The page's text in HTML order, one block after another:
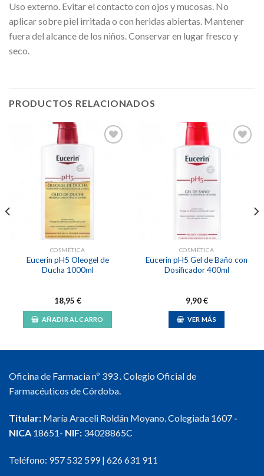
Uso externo. Evitar el contacto con ojos y mucosas. No
aplicar sobre piel irritada o con heridas abiertas. Mantener
fuera del alcance de los niños. Conservar en lugar fresco y
seco.
PRODUCTOS RELACIONADOS
COSMÉTICA
Eucerin pH5 Oleogel de
Ducha 1000ml
18,95 €
AÑADIR AL CARRO
COSMÉTICA
Eucerin pH5 Gel de Baño con
Dosificador 400ml
9,90€
VER MÁS
Oficina de Farmacia nº 393 . Colegio Oficial de
Farmacéuticos de Córdoba.
Titular: María Araceli Roldán Moyano. Colegiada 1607 -
NICA 18651- NIF: 34028865C
Teléfono: 957 532 599| 626 631 911